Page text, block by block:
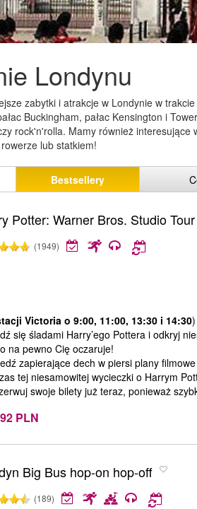
Londynu
zabytki i atrakcje w Londynie w
Buckingham, pałac Kensington i
rock'n'rolla. Mamy również
lub statkiem!
Bestsellery
Potter: Warner Bros. Studio
(1949)
Victoria o 9:00, 11:00, 13:30 i 14:30)
się śladami Harry’ego Pottera i odkryj
na pewno Cię oczaruje!
zapierające dech w piersi plany
tej niesamowitej wycieczki o Harrym
swoje bilety już teraz, ponieważ
PLN
Big Bus hop-on hop-off
(189)